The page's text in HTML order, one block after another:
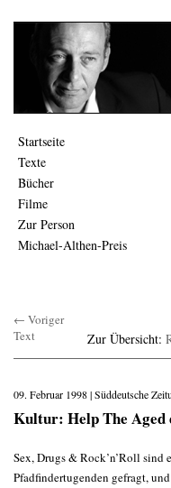
Startseite
Texte
Bücher
Filme
Zur Person
Michael-Althen-Preis
← Voriger
Text
Zur Übersicht:
09. Februar 1998 | Süddeutsche
Kultur: Help The Aged
Sex, Drugs & Rock’n’Roll
Pfadfindertugenden gefragt,